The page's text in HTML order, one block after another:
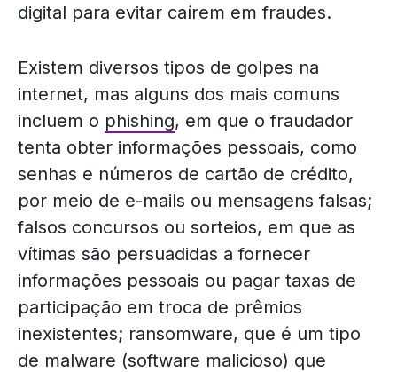
digital para evitar caírem em fraudes.
Existem diversos tipos de golpes na
internet, mas alguns dos mais comuns
incluem o phishing, em que o fraudador
tenta obter informações pessoais, como
senhas e números de cartão de crédito,
por meio de e-mails ou mensagens falsas;
falsos concursos ou sorteios, em que as
vítimas são persuadidas a fornecer
informações pessoais ou pagar taxas de
participação em troca de prêmios
inexistentes; ransomware, que é um tipo
de malware (software malicioso) que